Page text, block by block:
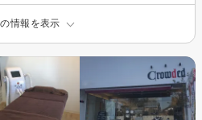
情報を表示